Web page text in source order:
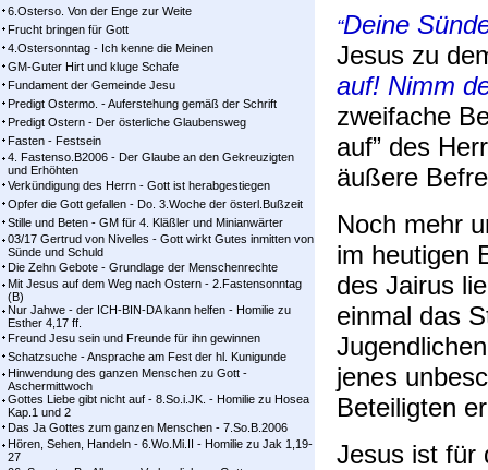
6.Osterso. Von der Enge zur Weite
Frucht bringen für Gott
4.Ostersonntag - Ich kenne die Meinen
GM-Guter Hirt und kluge Schafe
Fundament der Gemeinde Jesu
Predigt Ostermo. - Auferstehung gemäß der Schrift
Predigt Ostern - Der österliche Glaubensweg
Fasten - Festsein
4. Fastenso.B2006 - Der Glaube an den Gekreuzigten
und Erhöhten
Verkündigung des Herrn - Gott ist herabgestiegen
Opfer die Gott gefallen - Do. 3.Woche der österl.Bußzeit
Stille und Beten - GM für 4. Kläßler und Minianwärter
03/17 Gertrud von Nivelles - Gott wirkt Gutes inmitten von
Sünde und Schuld
Die Zehn Gebote - Grundlage der Menschenrechte
Mit Jesus auf dem Weg nach Ostern - 2.Fastensonntag
(B)
Nur Jahwe - der ICH-BIN-DA kann helfen - Homilie zu
Esther 4,17 ff.
Freund Jesu sein und Freunde für ihn gewinnen
Schatzsuche - Ansprache am Fest der hl. Kunigunde
Hinwendung des ganzen Menschen zu Gott -
Aschermittwoch
Gottes Liebe gibt nicht auf - 8.So.i.JK. - Homilie zu Hosea
Kap.1 und 2
Das Ja Gottes zum ganzen Menschen - 7.So.B.2006
Hören, Sehen, Handeln - 6.Wo.Mi.II - Homilie zu Jak 1,19-
27
“Deine
Jesus zu
auf! Nimm
zweifache
auf” des
äußere
Noch mehr
im heutigen
des Jairus
einmal das
jenes
Beteiligten
Jesus ist für